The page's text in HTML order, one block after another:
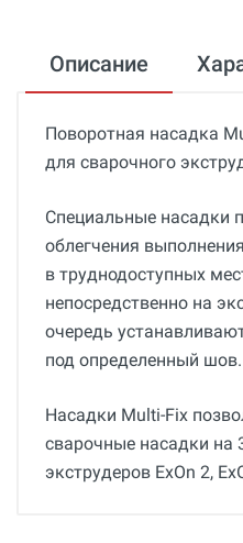
Описание
Поворотная насадка
для сварочного
Специальные насадки
облегчения
в труднодоступных
непосредственно на
очередь
под определенный шов.
Насадки Multi-Fix
сварочные насадки на
экструдеров ExOn 2,